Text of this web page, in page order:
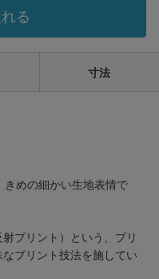
る
寸法
めの細かい生地表情で
プリント）という、プリ
プリント技法を施してい